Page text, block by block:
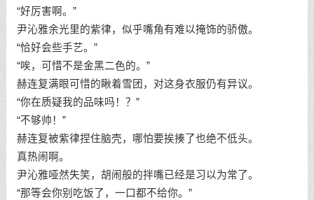
“好厉害啊。”
尹沁雅余光里的紫律，似乎嘴角有难以掩饰的骄傲。
“恰好会些手艺。”
“唉，可惜不是金黑二色的。”
赫连复满眼可惜的瞅着雪团，对这身衣服仍有异议。
“你在质疑我的品味吗！？”
“不够帅！”
赫连复被紫律捏住脑壳，哪怕要挨揍了也绝不低头。
真热闹啊。
尹沁雅哑然失笑，胡闹般的拌嘴已经是习以为常了。
“那等会你别吃饭了，一口都不给你。”